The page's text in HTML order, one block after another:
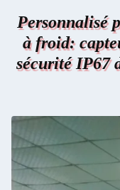
Personnalisé
à froid:
sécurité IP67